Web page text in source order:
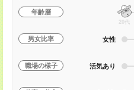
年齢層
20代
男女比率 女性
職場の様子 活気あり